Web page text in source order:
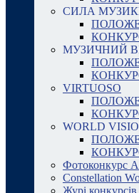
СИЛА
МУЗИЧНИЙ
VIRTUOSO
WORLD
Фотоконкурс
Constellation
Журі конкурсів